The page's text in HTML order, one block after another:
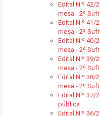
Edital N.º 42/
mesa - 2º
Edital N.º 41/
mesa - 2º
Edital N.º 40/
mesa - 2º
Edital N.º 39/
mesa - 2º
Edital N.º 38/
mesa - 2º
Edital N.º 37/
pública
Edital N.º 36/